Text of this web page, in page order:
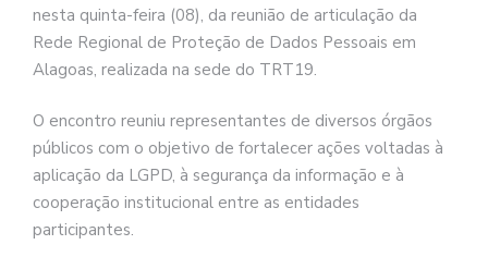
nesta quinta-feira (08), da reunião de articulação da
Rede Regional de Proteção de Dados Pessoais em
Alagoas, realizada na sede do TRT19.
O encontro reuniu representantes de diversos órgãos
públicos com o objetivo de fortalecer ações voltadas à
aplicação da LGPD, à segurança da informação e à
cooperação institucional entre as entidades
participantes.